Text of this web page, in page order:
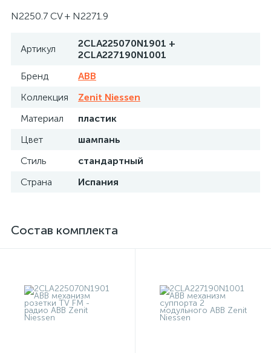
N2250.7 CV + N2271.9
Артикул
2CLA225070N1901 +
2CLA227190N1001
Бренд
ABB
Коллекция
Zenit Niessen
Материал
пластик
Цвет
шампань
Стиль
стандартный
Страна
Испания
Состав комплекта